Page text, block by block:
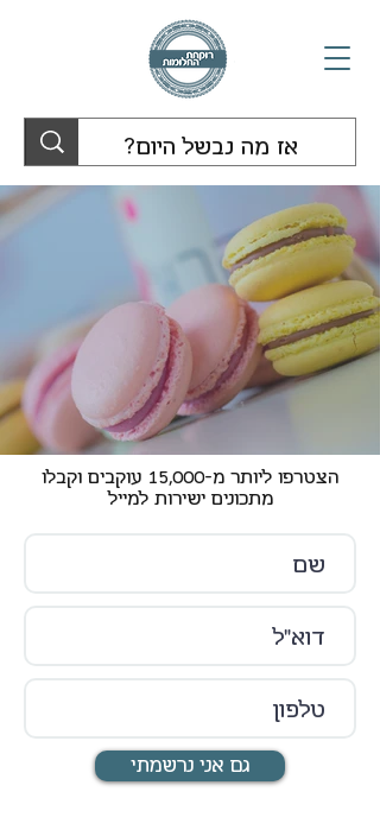
הצטרפו ליותר מ-15,000 עוקבים וקבלו
מתכונים ישירות למייל
גם אני נרשמתי